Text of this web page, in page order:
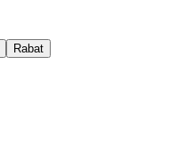
Rabat